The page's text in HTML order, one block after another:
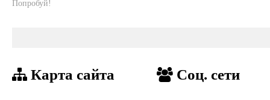
Попробуй!
Карта сайта Соц. сети